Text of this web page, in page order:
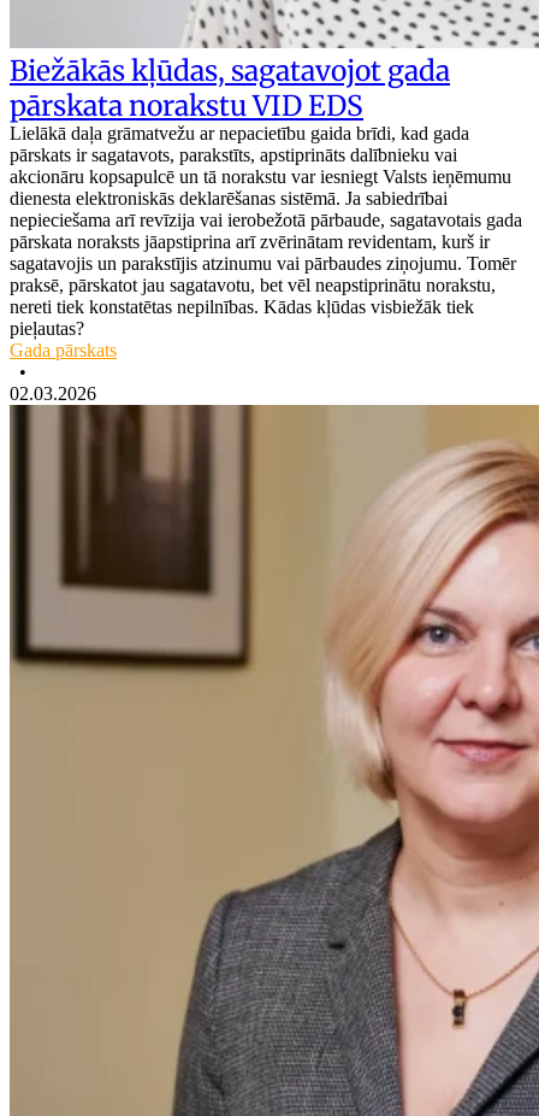
Biežākās kļūdas, sagatavojot gada
pārskata norakstu VID EDS
Lielākā daļa grāmatvežu ar nepacietību gaida brīdi, kad gada
pārskats ir sagatavots, parakstīts, apstiprināts dalībnieku vai
akcionāru kopsapulcē un tā norakstu var iesniegt Valsts ieņēmumu
dienesta elektroniskās deklarēšanas sistēmā. Ja sabiedrībai
nepieciešama arī revīzija vai ierobežotā pārbaude, sagatavotais gada
pārskata noraksts jāapstiprina arī zvērinātam revidentam, kurš ir
sagatavojis un parakstījis atzinumu vai pārbaudes ziņojumu. Tomēr
praksē, pārskatot jau sagatavotu, bet vēl neapstiprinātu norakstu,
nereti tiek konstatētas nepilnības. Kādas kļūdas visbiežāk tiek
pieļautas?
Gada pārskats
•
02.03.2026